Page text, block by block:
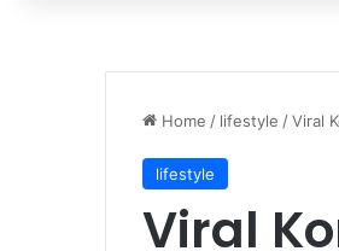
Home / lifestyle /Viral
lifestyle
Viral